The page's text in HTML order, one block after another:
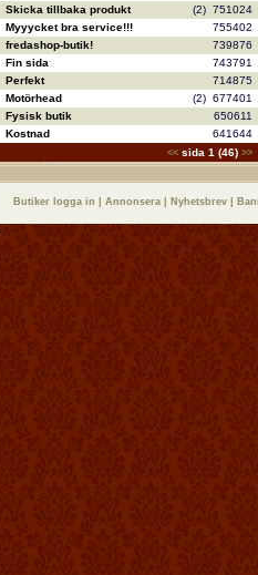
Skicka tillbaka produkt (2) 751024
Myyycket bra service!!!
755402
fredashop-butik!
739876
Fin sida
743791
Perfekt
714875
Motörhead (2) 677401
Fysisk butik
650611
Kostnad 641644
<< sida 1 (46) >>
Butiker logga in Annonsera Nyhetsbrev